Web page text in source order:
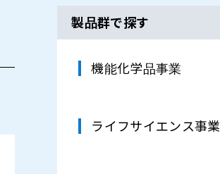
製品群で探す
機能化学品事業
ライフサイエンス事業